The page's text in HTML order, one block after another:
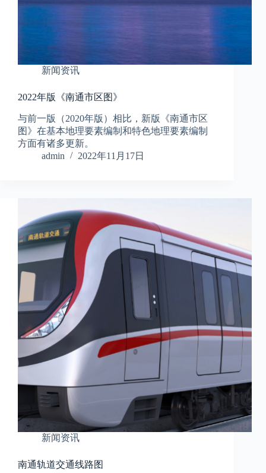
新闻资讯
2022年版《南通市区图》
与前一版（2020年版）相比，新版《南通市区
图》在基本地理要素编制和特色地理要素编制
方面有诸多更新。
admin
2022年11月17日
新闻资讯
南通轨道交通线路图